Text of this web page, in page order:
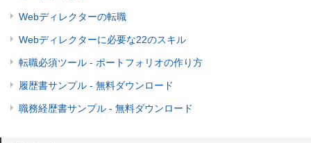
Webディレクターの転職
Webディレクターに必要な22のスキル
転職必須ツール - ポートフォリオの作り方
履歴書サンプル - 無料ダウンロード
職務経歴書サンプル - 無料ダウンロード